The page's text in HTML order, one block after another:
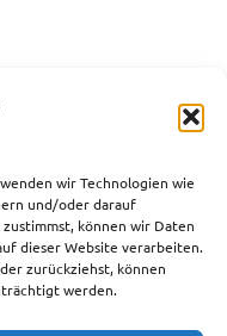
wir Technologien wie
und/oder darauf
können wir Daten
dieser Website verarbeiten.
zurückziehst, können
werden.